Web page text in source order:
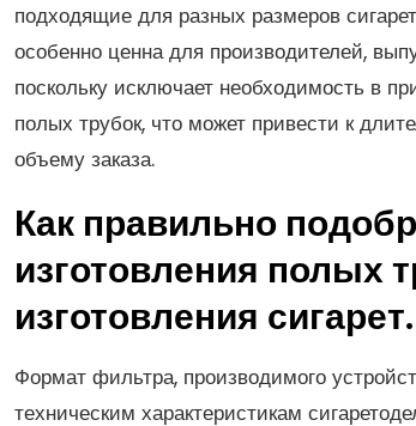
подходящие для разных размеров
особенно ценна для производителей,
поскольку исключает необходимость в
полых трубок, что может привести к
объему заказа.
Как правильно
изготовления полых
изготовления сигарет.
Формат фильтра, производимого
техническим характеристикам